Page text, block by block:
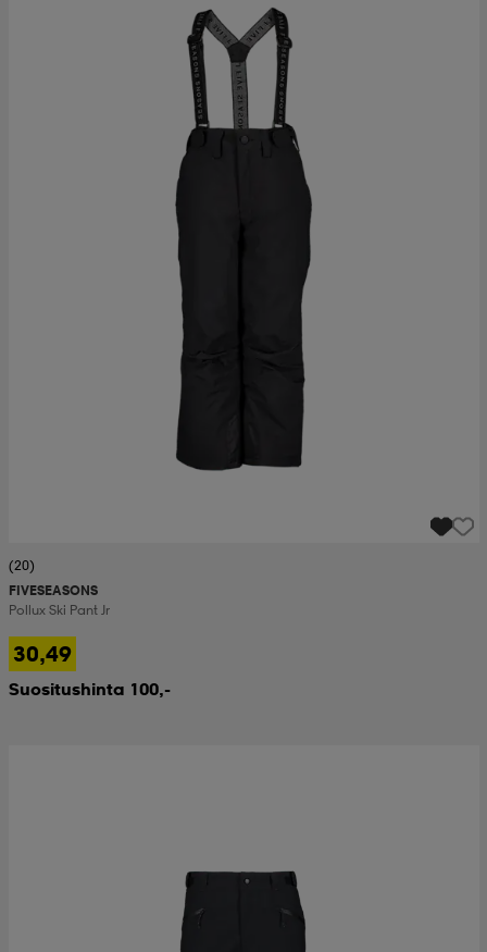
(20)
FIVESEASONS
Pollux Ski Pant Jr
30,49
Suositushinta 100,-